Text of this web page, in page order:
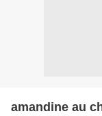
amandine au